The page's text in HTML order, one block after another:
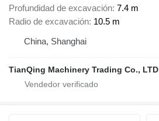
Profundidad de excavación 7.4 m
Radio de excavación 10.5 m
China, Shanghai
TianQing Machinery Trading Co., LTD